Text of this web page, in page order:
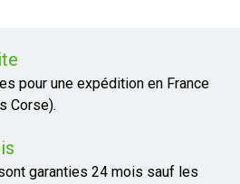
pour une expédition en France
Corse).
garanties 24 mois sauf les